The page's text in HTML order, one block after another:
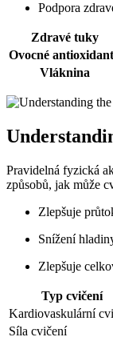
Podpora
Zdravé tuky
Ovocné
Vláknina
Pravidelná fyzická
způsobů, jak může
Zlepšuje
Snížení
Zlepšuje
Typ cvičení
Kardiovaskulární
Síla cvičení